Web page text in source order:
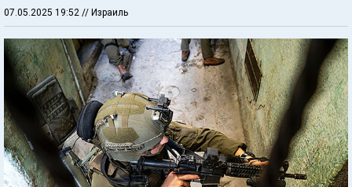
07.05.2025 19:52 // Израиль